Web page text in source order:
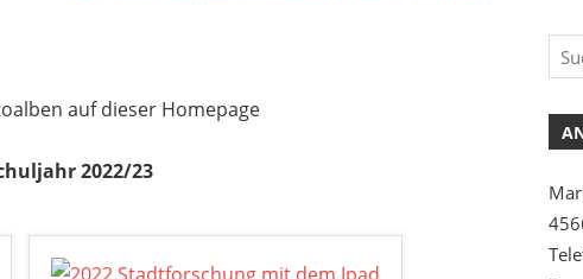
auf dieser Homepage
2022/23